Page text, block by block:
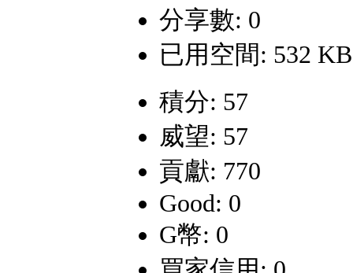
分享數: 0
已用空間: 532 KB
積分: 57
威望: 57
貢獻: 770
Good: 0
G幣: 0